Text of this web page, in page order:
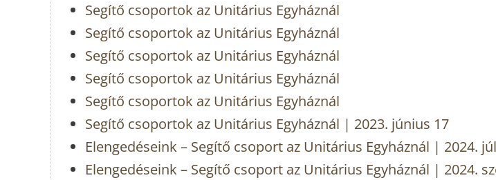
Segítő csoportok az Unitárius Egyháznál
Segítő csoportok az Unitárius Egyháznál
Segítő csoportok az Unitárius Egyháznál
Segítő csoportok az Unitárius Egyháznál
Segítő csoportok az Unitárius Egyháznál
Segítő csoportok az Unitárius Egyháznál | 2023. június 17
Elengedéseink – Segítő csoport az Unitárius Egyháznál | 2024.
Elengedéseink – Segítő csoport az Unitárius Egyháznál | 2024.